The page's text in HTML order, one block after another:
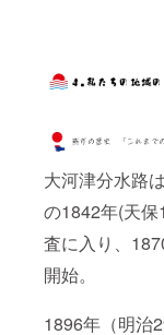
大河津分水路
の1842年(天
査に入り、
開始。
1896年（明治